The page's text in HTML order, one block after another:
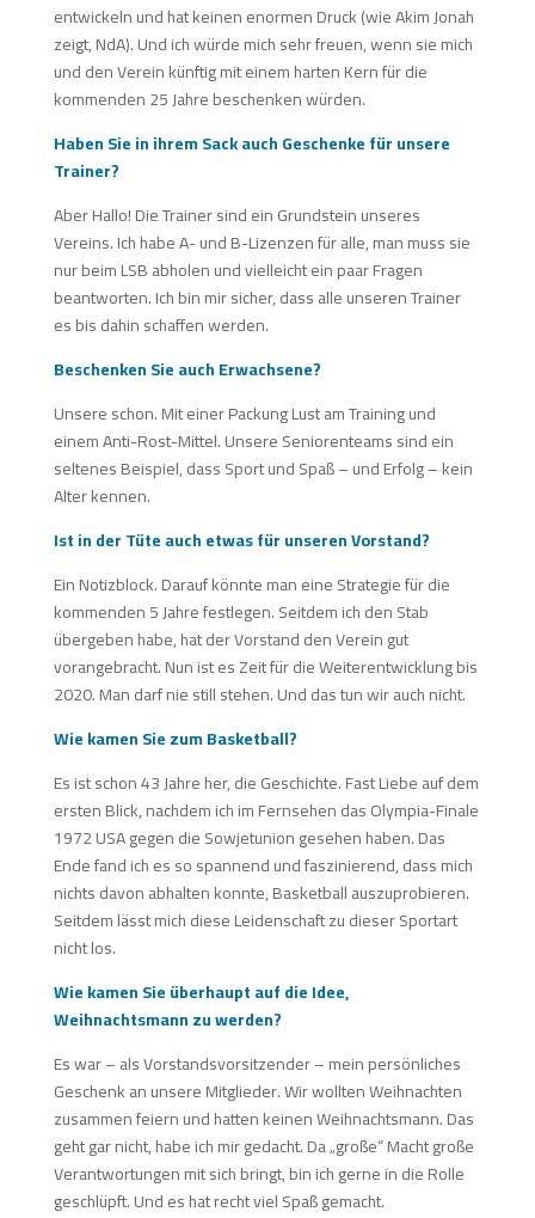
entwickeln und hat keinen enormen Druck (wie Akim Jonah
zeigt, NdA). Und ich würde mich sehr freuen, wenn sie mich
und den Verein künftig mit einem harten Kern für die
kommenden 25 Jahre beschenken würden.
Haben Sie in ihrem Sack auch Geschenke für unsere
Trainer?
Aber Hallo! Die Trainer sind ein Grundstein unseres
Vereins. Ich habe A- und B-Lizenzen für alle, man muss sie
nur beim LSB abholen und vielleicht ein paar Fragen
beantworten. Ich bin mir sicher, dass alle unseren Trainer
es bis dahin schaffen werden.
Beschenken Sie auch Erwachsene?
Unsere schon. Mit einer Packung Lust am Training und
einem Anti-Rost-Mittel. Unsere Seniorenteams sind ein
seltenes Beispiel, dass Sport und Spaß – und Erfolg – kein
Alter kennen.
Ist in der Tüte auch etwas für unseren Vorstand?
Ein Notizblock. Darauf könnte man eine Strategie für die
kommenden 5 Jahre festlegen. Seitdem ich den Stab
übergeben habe, hat der Vorstand den Verein gut
vorangebracht. Nun ist es Zeit für die Weiterentwicklung bis
2020. Man darf nie still stehen. Und das tun wir auch nicht.
Wie kamen Sie zum Basketball?
Es ist schon 43 Jahre her, die Geschichte. Fast Liebe auf dem
ersten Blick, nachdem ich im Fernsehen das Olympia-Finale
1972 USA gegen die Sowjetunion gesehen haben. Das
Ende fand ich es so spannend und faszinierend, dass mich
nichts davon abhalten konnte, Basketball auszuprobieren.
Seitdem lässt mich diese Leidenschaft zu dieser Sportart
nicht los.
Wie kamen Sie überhaupt auf die Idee,
Weihnachtsmann zu werden?
Es war – als Vorstandsvorsitzender – mein persönliches
Geschenk an unsere Mitglieder. Wir wollten Weihnachten
zusammen feiern und hatten keinen Weihnachtsmann. Das
geht gar nicht, habe ich mir gedacht. Da „große“ Macht große
Verantwortungen mit sich bringt, bin ich gerne in die Rolle
geschlüpft. Und es hat recht viel Spaß gemacht.